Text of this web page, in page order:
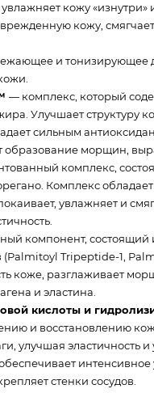
кожу «изнутри»
кожу,
и тонизирующее
— комплекс, который
Улучшает структуру
сильным
морщин,
комплекс,
Комплекс
увлажняет и
компонент, состоящий
Tripeptide-1,
коже, разглаживает
и эластина.
кислоты и
и восстановлению
улучшая эластичность и
стенки сосудов.